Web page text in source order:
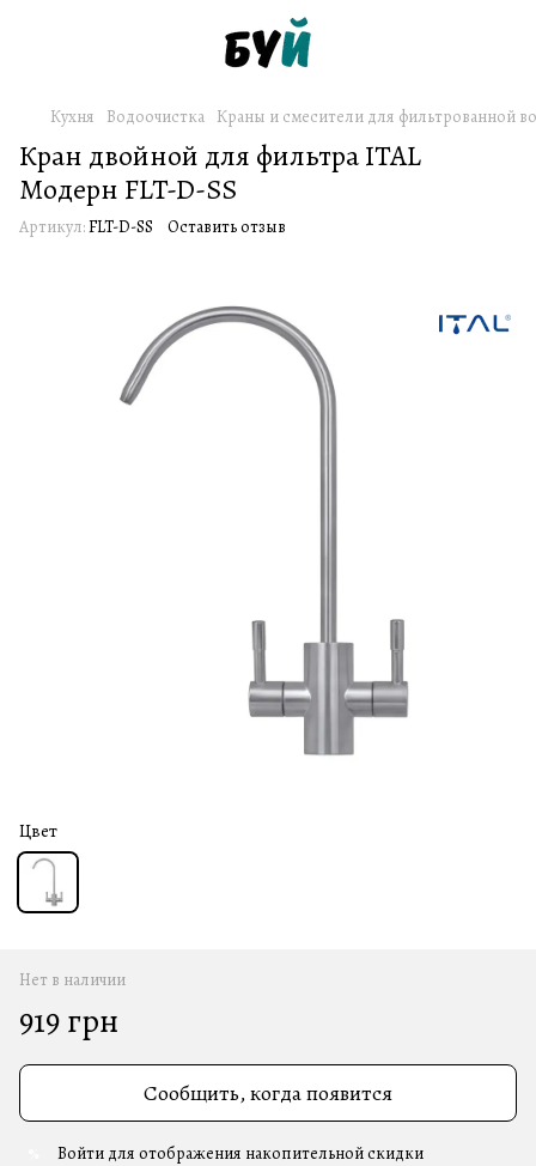
Кухня Водоочистка Краны и смесители для фильтрованной
Кран двойной для фильтра ITAL
Модерн FLT-D-SS
Артикул:FLT-D-SS Оставить отзыв
Цвет
Нет в наличии
919 грн
Сообщить, когда появится
Войти для отображения накопительной скидки